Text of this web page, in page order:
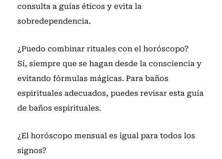
consulta a guías éticos y evita la
sobredependencia.
¿Puedo combinar rituales con el horóscopo?
Sí, siempre que se hagan desde la consciencia y
evitando fórmulas mágicas. Para baños
espirituales adecuados, puedes revisar esta guía
de baños espirituales.
¿El horóscopo mensual es igual para todos los
signos?